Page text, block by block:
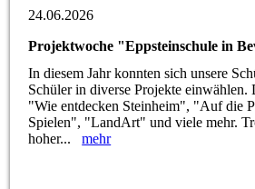
24.06.2026
Projektwoche "Eppsteinschule in
In diesem Jahr konnten sich unsere
Schüler in diverse Projekte einwählen.
"Wie entdecken Steinheim", "Auf die
Spielen", "LandArt" und viele mehr.
hoher...mehr